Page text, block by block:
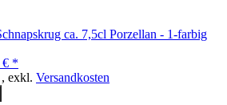
ca. 7,5cl Porzellan - 1-farbig
€ *
, exkl. Versandkosten